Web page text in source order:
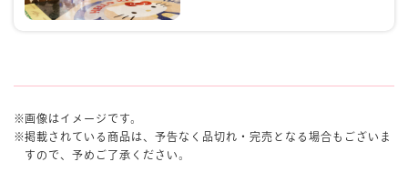
画像はイメージです。
掲載されている商品は、予告なく品切れ・完売となる場合もございま
すので、予めご了承ください。